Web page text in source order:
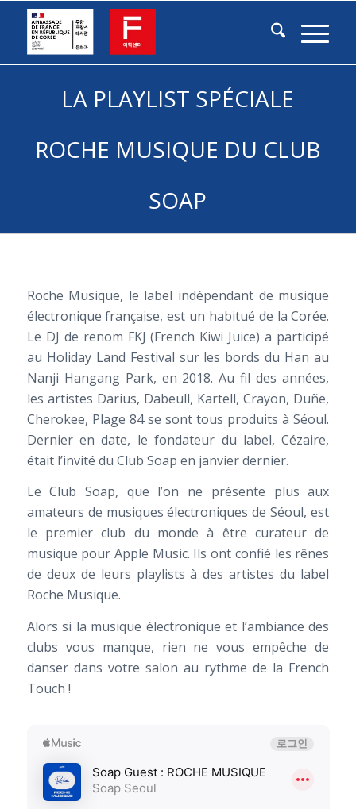
LA PLAYLIST SPÉCIALE
ROCHE MUSIQUE DU CLUB
SOAP
Roche Musique, le label indépendant de musique
électronique française, est un habitué de la Corée.
Le DJ de renom FKJ (French Kiwi Juice) a participé
au Holiday Land Festival sur les bords du Han au
Nanji Hangang Park, en 2018. Au fil des années,
les artistes Darius, Dabeull, Kartell, Crayon, Duñe,
Cherokee, Plage 84 se sont tous produits à Séoul.
Dernier en date, le fondateur du label, Cézaire,
était l’invité du Club Soap en janvier dernier.
Le Club Soap, que l’on ne présente plus aux
amateurs de musiques électroniques de Séoul, est
le premier club du monde à être curateur de
musique pour Apple Music. Ils ont confié les rênes
de deux de leurs playlists à des artistes du label
Roche Musique.
Alors si la musique électronique et l’ambiance des
clubs vous manque, rien ne vous empêche de
danser dans votre salon au rythme de la French
Touch !